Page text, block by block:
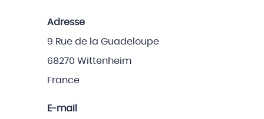
Adresse
9 Rue de la Guadeloupe
68270 Wittenheim
France
E-mail